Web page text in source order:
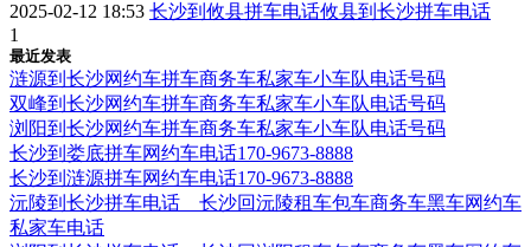
2025-02-12 18:53 长沙到攸县拼车电话攸县到长沙拼车电话
1
最近发表
涟源到长沙网约车拼车商务车私家车小车队电话号码
双峰到长沙网约车拼车商务车私家车小车队电话号码
浏阳到长沙网约车拼车商务车私家车小车队电话号码
长沙到娄底拼车网约车电话170-9673-8888
长沙到涟源拼车网约车电话170-9673-8888
沅陵到长沙拼车电话 长沙回沅陵租车包车商务车黑车网约车
私家车电话